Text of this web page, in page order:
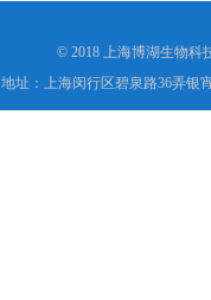
© 2018 上海博湖生物科
地址：上海闵行区碧泉路36弄银